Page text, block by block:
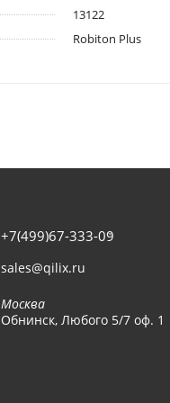
13122
Robiton Plus
+7(499)67-333-09
sales@qilix.ru
Москва
Обнинск, Любого 5/7 оф. 1